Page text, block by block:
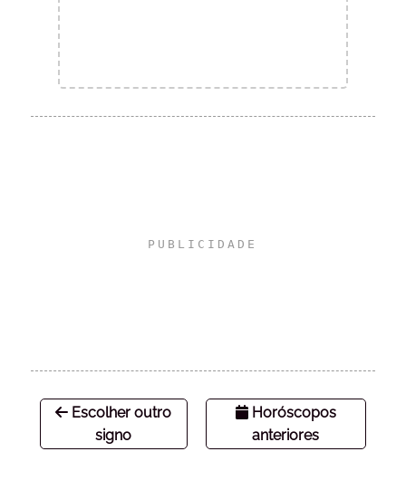
Escolher outro
signo
Horóscopos
anteriores